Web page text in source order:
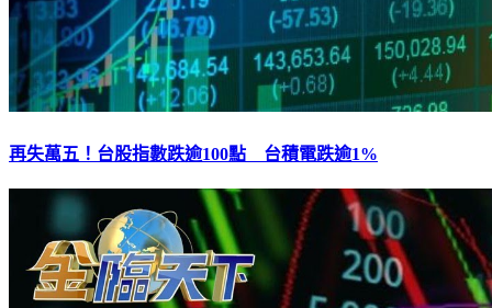
再失萬五！台股指數跌逾100點 台積電跌逾1%